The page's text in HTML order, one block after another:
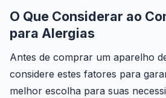
O Que Considerar ao
para Alergias
Antes de comprar um aparelho
considere estes fatores para
melhor escolha para suas